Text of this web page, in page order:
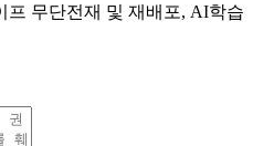
무단전재 및 재배포, AI학습